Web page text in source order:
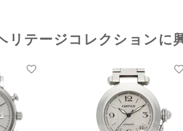
リテージコレクションに